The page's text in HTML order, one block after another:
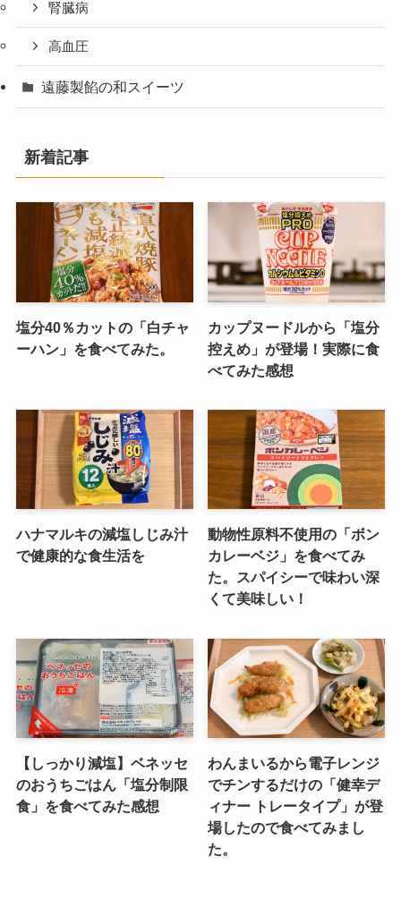
腎臓病
高血圧
遠藤製餡の和スイーツ
新着記事
塩分40％カットの「白チャ
ーハン」を食べてみた。
カップヌードルから「塩分
控えめ」が登場！実際に食
べてみた感想
ハナマルキの減塩しじみ汁
で健康的な食生活を
動物性原料不使用の「ボン
カレーベジ」を食べてみ
た。スパイシーで味わい深
くて美味しい！
【しっかり減塩】ベネッセ
のおうちごはん「塩分制限
食」を食べてみた感想
わんまいるから電子レンジ
でチンするだけの「健幸デ
ィナー トレータイプ」が登
場したので食べてみまし
た。